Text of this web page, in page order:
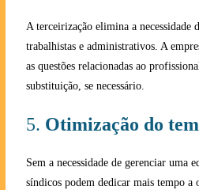
A terceirização elimina a necessidade
trabalhistas e administrativos. A
as questões relacionadas ao
substituição, se necessário.
5. Otimização do
Sem a necessidade de gerenciar uma
síndicos podem dedicar mais tempo a